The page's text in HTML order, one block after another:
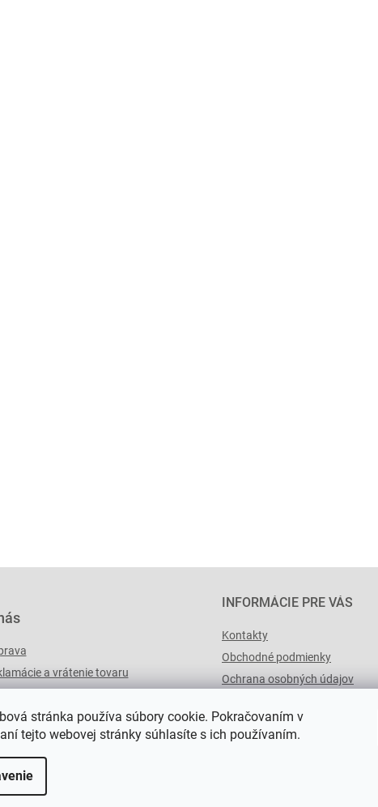
stránka používa súbory cookie. Pokračovaním v
tejto webovej stránky súhlasíte s ich používaním.
a vrátenie tovaru
INFORMÁCIE PRE VÁS
Kontakty
Obchodné podmienky
Ochrana osobných údajov